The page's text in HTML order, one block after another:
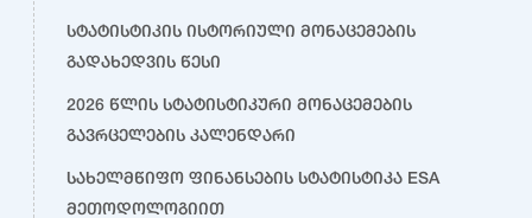
სტატისტიკის ისტორიული მონაცემების
გადახედვის წესი
2026 წლის სტატისტიკური მონაცემების
გავრცელების კალენდარი
სახელმწიფო ფინანსების სტატისტიკა ESA
მეთოდოლოგიით